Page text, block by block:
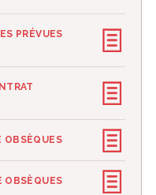
PRÉVUES
OBSÈQUES
OBSÈQUES